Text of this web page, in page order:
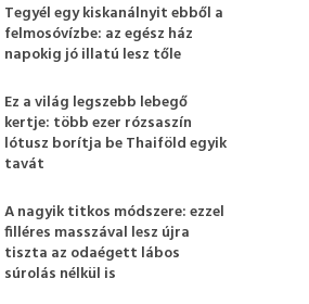
Tegyél egy kiskanálnyit ebből a
felmosóvízbe: az egész ház
napokig jó illatú lesz tőle
Ez a világ legszebb lebegő
kertje: több ezer rózsaszín
lótusz borítja be Thaiföld egyik
tavát
A nagyik titkos módszere: ezzel
filléres masszával lesz újra
tiszta az odaégett lábos
súrolás nélkül is